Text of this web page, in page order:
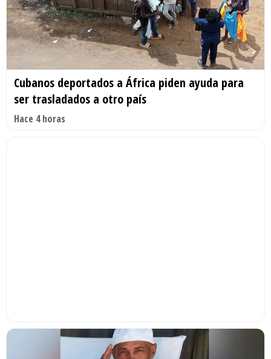
Cubanos deportados a África piden ayuda para
ser trasladados a otro país
Hace 4 horas